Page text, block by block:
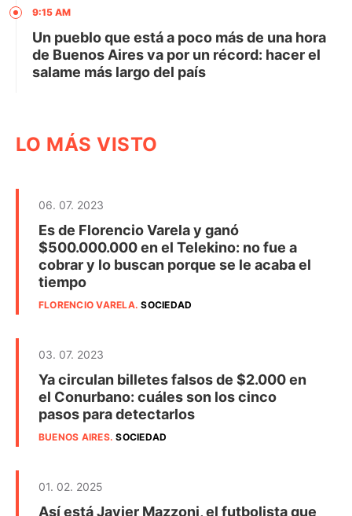
9:15 AM
Un pueblo que está a poco más de una hora
de Buenos Aires va por un récord: hacer el
salame más largo del país
LO MÁS VISTO
06. 07. 2023
Es de Florencio Varela y ganó
$500.000.000 en el Telekino: no fue a
cobrar y lo buscan porque se le acaba el
tiempo
FLORENCIO VARELA.SOCIEDAD
03. 07. 2023
Ya circulan billetes falsos de $2.000 en
el Conurbano: cuáles son los cinco
pasos para detectarlos
BUENOS AIRES.SOCIEDAD
01. 02. 2025
Así está Javier Mazzoni, el futbolista que